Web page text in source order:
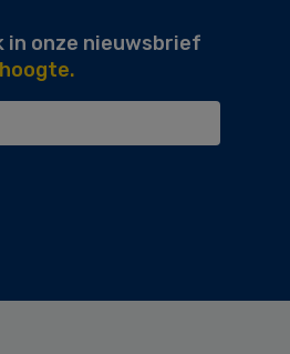
onze nieuwsbrief